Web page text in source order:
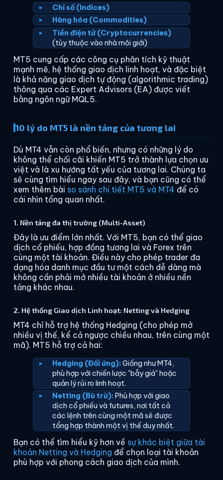
Chỉ số (Indices)
Hàng hóa (Commodities)
Tiền điện tử (Cryptocurrencies)
(tùy thuộc vào nhà môi giới)
MT5 cung cấp các công cụ phân tích kỹ thuật
mạnh mẽ, hệ thống giao dịch linh hoạt, và đặc biệt
là khả năng giao dịch tự động (algorithmic trading)
thông qua các Expert Advisors (EA) được viết
bằng ngôn ngữ MQL5.
10 lý do MT5 là nền tảng của tương lai
Dù MT4 vẫn còn phổ biến, nhưng có những lý do
không thể chối cãi khiến MT5 trở thành lựa chọn ưu
việt và là xu hướng tất yếu của tương lai. Chúng ta
sẽ cùng tìm hiểu ngay sau đây, và bạn cũng có thể
xem thêm bài so sánh chi tiết MT5 và MT4 để có
cái nhìn tổng quan nhất.
1. Nền tảng đa thị trường (Multi-Asset)
Đây là ưu điểm lớn nhất. Với MT5, bạn có thể giao
dịch cổ phiếu, hợp đồng tương lai và Forex trên
cùng một tài khoản. Điều này cho phép trader đa
dạng hóa danh mục đầu tư một cách dễ dàng mà
không cần phải mở nhiều tài khoản ở nhiều nền
tảng khác nhau.
2. Hệ thống Giao dịch Linh hoạt: Netting và Hedging
MT4 chỉ hỗ trợ hệ thống Hedging (cho phép mở
nhiều vị thế, kể cả ngược chiều nhau, trên cùng một
mã). MT5 hỗ trợ cả hai:
Hedging (Đối ứng):Giống như MT4,
phù hợp với chiến lược "bẫy giá" hoặc
quản lý rủi ro linh hoạt.
Netting (Bù trừ):Phù hợp với giao
dịch cổ phiếu và futures, nơi tất cả
các lệnh trên cùng một mã sẽ được
tổng hợp thành một vị thế duy nhất.
Bạn có thể tìm hiểu kỹ hơn về sự khác biệt giữa tài
khoản Netting và Hedging để chọn loại tài khoản
phù hợp với phong cách giao dịch của mình.